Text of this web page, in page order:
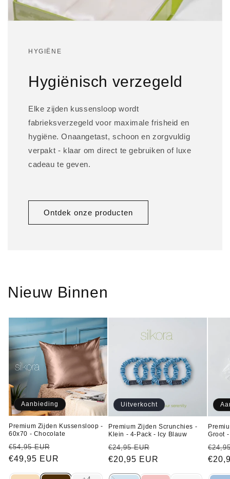
HYGIËNE
Hygiënisch verzegeld
Elke zijden kussensloop wordt
fabrieksverzegeld voor maximale frisheid en
hygiëne. Onaangetast, schoon en zorgvuldig
verpakt - klaar om direct te gebruiken of luxe
cadeau te geven.
Ontdek onze producten
Nieuw Binnen
Aanbieding
Premium Zijden Kussensloop -
60x70 - Chocolate
Normale
prijs
€54,95 EUR
Aanbiedingsprijs
€49,95 EUR
Uitverkocht
Premium Zijden Scrunchies -
Klein - 4-Pack - Icy Blauw
Normale
prijs
€24,95 EUR
Aanbiedingsprijs
€20,95 EUR
Groot
prijs